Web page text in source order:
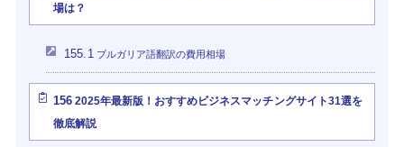
場は？
155.1 ブルガリア語翻訳の費用相場
156 2025年最新版！おすすめビジネスマッチングサイト31選を
徹底解説